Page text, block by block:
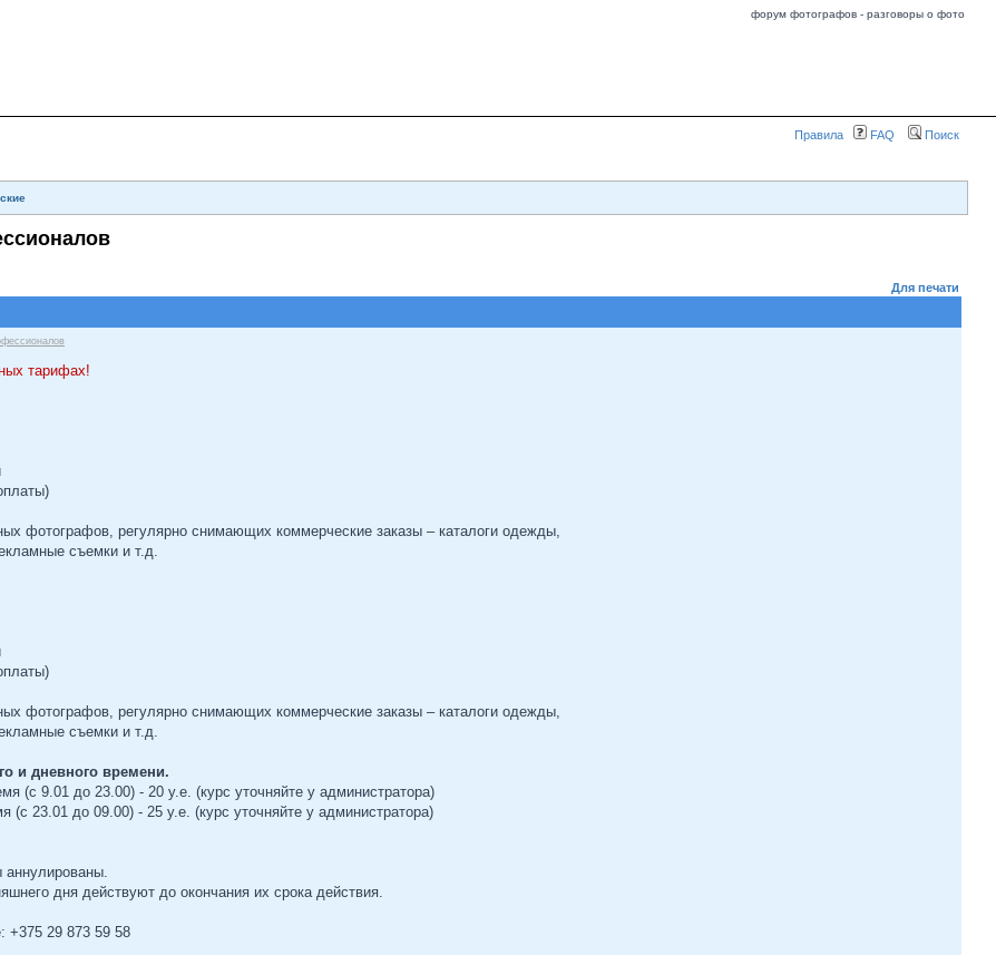
форум фотографов - разговоры о фото
Правила FAQ Поиск
Для печати
тарифах!
фотографов, регулярно снимающих коммерческие заказы – каталоги одежды,
съемки и т.д.
фотографов, регулярно снимающих коммерческие заказы – каталоги одежды,
съемки и т.д.
и дневного времени.
(с 9.01 до 23.00) - 20 у.е. (курс уточняйте у администратора)
(с 23.01 до 09.00) - 25 у.е. (курс уточняйте у администратора)
дня действуют до окончания их срока действия.
+375 29 873 59 58